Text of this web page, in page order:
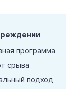
программа
срыва
подход